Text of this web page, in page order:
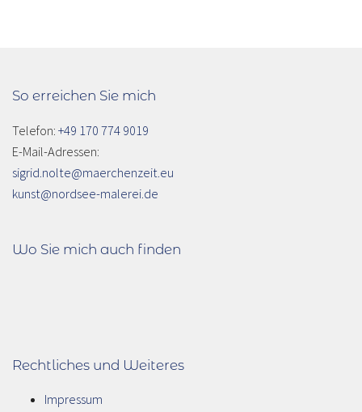
So erreichen Sie mich
Telefon: +49 170 774 9019
E-Mail-Adressen:
sigrid.nolte@maerchenzeit.eu
kunst@nordsee-malerei.de
Wo Sie mich auch finden
Rechtliches und Weiteres
Impressum